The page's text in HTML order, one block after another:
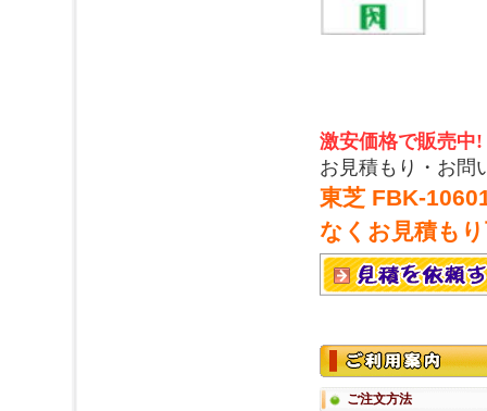
激安価格で販売中!
お見積もり・お問
東芝 FBK-
なくお見積も